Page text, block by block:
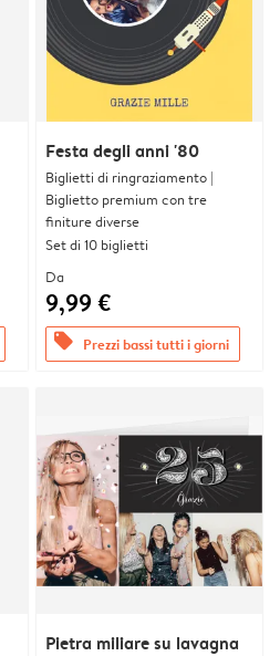
Festa degli anni '80
Biglietti di ringraziamento |
Biglietto premium con tre
finiture diverse
Set di 10 biglietti
Da
9,99 €
offers Prezzi bassi tutti i giorni
Pietra miliare su lavagna